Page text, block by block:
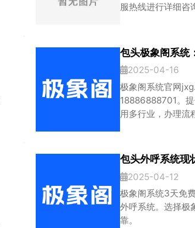
服热线进行详细咨
包头极象阁系统
2025-04-16
极象阁系统官网
18886888701。
用多行业，办理流
包头外呼系统现
2025-04-12
极象阁系统3天免
外呼系统。选择极
靠。